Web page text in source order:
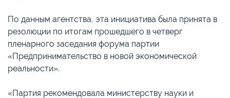
По данным агентства, эта инициатива была принята в
резолюции по итогам прошедшего в четверг
пленарного заседания форума партии
«Предпринимательство в новой экономической
реальности».
«Партия рекомендовала министерству науки и